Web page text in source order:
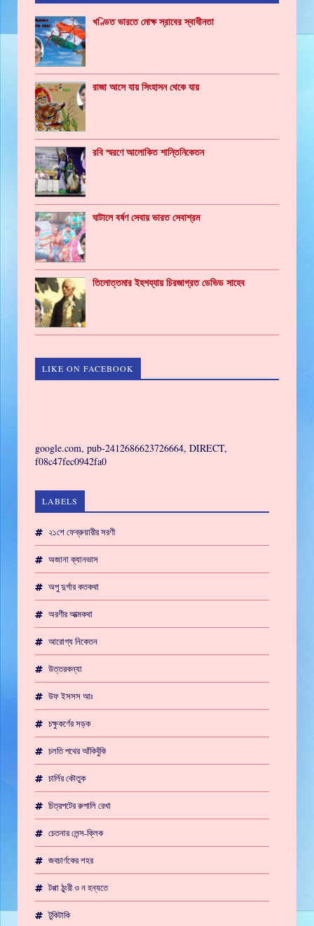
খণ্ডিত ভারতে মোক্ষ স্রাবের স্বাধীনতা
রাজা আসে যায় সিংহাসন থেকে যায়
রবি স্মরণে আলোকিত শান্তিনিকেতন
ঘাটালে বর্ষণ সেবায় ভারত সেবাশ্রম
তিলোত্তমার ইহশয্যায় চিরজাগ্রত ডেভিড সাহেব
LIKE ON FACEBOOK
google.com, pub-2412686623726664, DIRECT,
f08c47fec0942fa0
LABELS
২১শে ফেব্রুয়ারীর সরণী
অজানা ক্যানভাস
অপু দুর্গার কতকথা
অরণীর আত্মকথা
আরোগ্য নিকেতন
উত্তরকন্যা
উফ ইসসস আঃ
চক্ষুকর্ণের সড়ক
চলতি পথের আঁকিবুঁকি
চার্লির কৌতুক
চিত্রপটের রুপালি রেখা
চেতনার লেন্স-ক্লিক
জবচার্ণকের শহর
টপ্পা ঠুংরী ও ন হন্যতে
টুকিটাকি